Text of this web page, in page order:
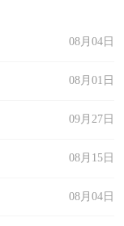
08月04日
08月01日
09月27日
08月15日
08月04日